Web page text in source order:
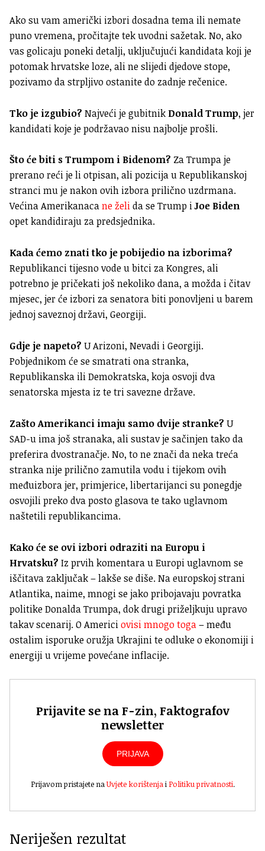
Ako su vam američki izbori dosadna tema ili nemate
puno vremena, pročitajte tek uvodni sažetak. No, ako
vas golicaju poneki detalji, uključujući kandidata koji je
potomak hrvatske loze, ali ne slijedi djedove stope,
pozivamo da strpljivo ostanite do zadnje rečenice.
Tko je izgubio? Najveći je gubitnik Donald Trump, jer
kandidati koje je podržavao nisu najbolje prošli.
Što će biti s Trumpom i Bidenom? Za Trumpa je
prerano reći je li otpisan, ali pozicija u Republikanskoj
stranci mu je nakon ovih izbora prilično uzdrmana.
Većina Amerikanacane želida se Trump iJoe Biden
opet kandidiraju za predsjednika.
Kada ćemo znati tko je pobijedio na izborima?
Republikanci tijesno vode u bitci za Kongres, ali
potrebno je pričekati još nekoliko dana, a možda i čitav
mjesec, jer će izbori za senatora biti ponovljeni u barem
jednoj saveznoj državi, Georgiji.
Gdje je napeto? U Arizoni, Nevadi i Georgiji.
Pobjednikom će se smatrati ona stranka,
Republikanska ili Demokratska, koja osvoji dva
senatorska mjesta iz te tri savezne države.
Zašto Amerikanci imaju samo dvije stranke? U
SAD-u ima još stranaka, ali sustav je sačinjen tako da
preferira dvostranačje. No, to ne znači da neka treća
stranka nije prilično zamutila vodu i tijekom ovih
međuizbora jer, primjerice, libertarijanci su ponegdje
osvojili preko dva posto glasova te tako uglavnom
naštetili republikancima.
Kako će se ovi izbori odraziti na Europu i
Hrvatsku? Iz prvih komentara u Europi uglavnom se
iščitava zaključak – lakše se diše. Na europskoj strani
Atlantika, naime, mnogi se jako pribojavaju povratka
politike Donalda Trumpa, dok drugi priželjkuju upravo
takav scenarij. O Americiovisi mnogo toga– među
ostalim isporuke oružja Ukrajini te odluke o ekonomiji i
energiji u vrijeme povećane inflacije.
Prijavite se na F-zin, Faktografov
newsletter
PRIJAVA
Prijavom pristajete naUvjete korištenjai Politiku privatnosti.
Neriješen rezultat